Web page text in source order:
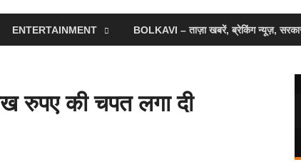
ENTERTAINMENT BOLKAVI – ताज़ा खबरें, ब्रेकिंग न्यूज़,
रुपए की चपत लगा दी